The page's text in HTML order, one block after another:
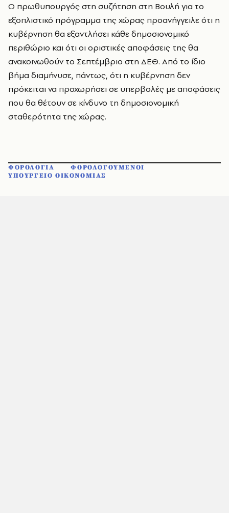
Ο πρωθυπουργός στη συζήτηση στη Βουλή για το
εξοπλιστικό πρόγραμμα της χώρας προανήγγειλε ότι η
κυβέρνηση θα εξαντλήσει κάθε δημοσιονομικό
περιθώριο και ότι οι οριστικές αποφάσεις της θα
ανακοινωθούν το Σεπτέμβριο στη ΔΕΘ. Από το ίδιο
βήμα διαμήνυσε, πάντως, ότι η κυβέρνηση δεν
πρόκειται να προχωρήσει σε υπερβολές με αποφάσεις
που θα θέτουν σε κίνδυνο τη δημοσιονομική
σταθερότητα της χώρας.
ΦΟΡΟΛΟΓΙΑ
ΦΟΡΟΛΟΓΟΥΜΕΝΟΙ
ΥΠΟΥΡΓΕΙΟ ΟΙΚΟΝΟΜΙΑΣ